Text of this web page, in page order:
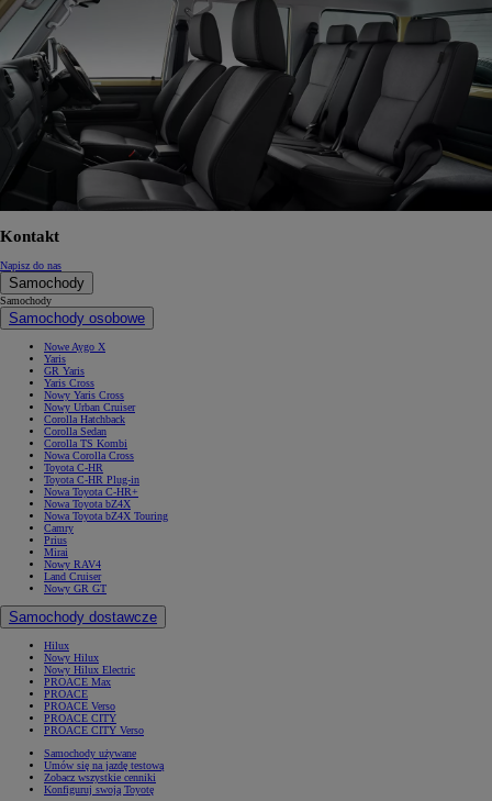
Kontakt
Napisz do nas
Samochody
Samochody
Samochody osobowe
Nowe Aygo X
Yaris
GR Yaris
Yaris Cross
Nowy Yaris Cross
Nowy Urban Cruiser
Corolla Hatchback
Corolla Sedan
Corolla TS Kombi
Nowa Corolla Cross
Toyota C-HR
Toyota C-HR Plug-in
Nowa Toyota C-HR+
Nowa Toyota bZ4X
Nowa Toyota bZ4X Touring
Camry
Prius
Mirai
Nowy RAV4
Land Cruiser
Nowy GR GT
Samochody dostawcze
Hilux
Nowy Hilux
Nowy Hilux Electric
PROACE Max
PROACE
PROACE Verso
PROACE CITY
PROACE CITY Verso
Samochody używane
Umów się na jazdę testową
Zobacz wszystkie cenniki
Konfiguruj swoją Toyotę